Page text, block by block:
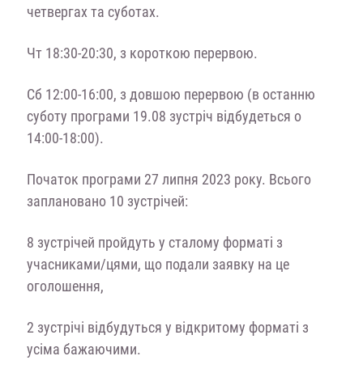
четвергах та суботах.
Чт 18:30-20:30, з короткою перервою.
Сб 12:00-16:00, з довшою перервою (в останню
суботу програми 19.08 зустріч відбудеться о
14:00-18:00).
Початок програми 27 липня 2023 року. Всього
заплановано 10 зустрічей:
8 зустрічей пройдуть у сталому форматі з
учасниками/цями, що подали заявку на це
оголошення,
2 зустрічі відбудуться у відкритому форматі з
усіма бажаючими.